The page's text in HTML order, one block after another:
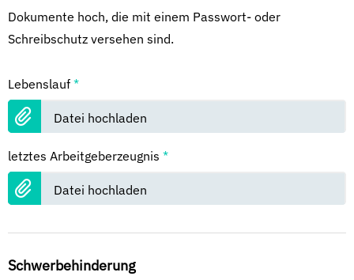
Dokumente hoch, die mit einem Passwort- oder
Schreibschutz versehen sind.
Lebenslauf *
Datei hochladen
letztes Arbeitgeberzeugnis *
Datei hochladen
Schwerbehinderung